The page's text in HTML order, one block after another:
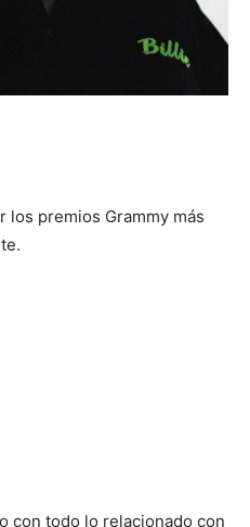
los premios Grammy más
con todo lo relacionado con